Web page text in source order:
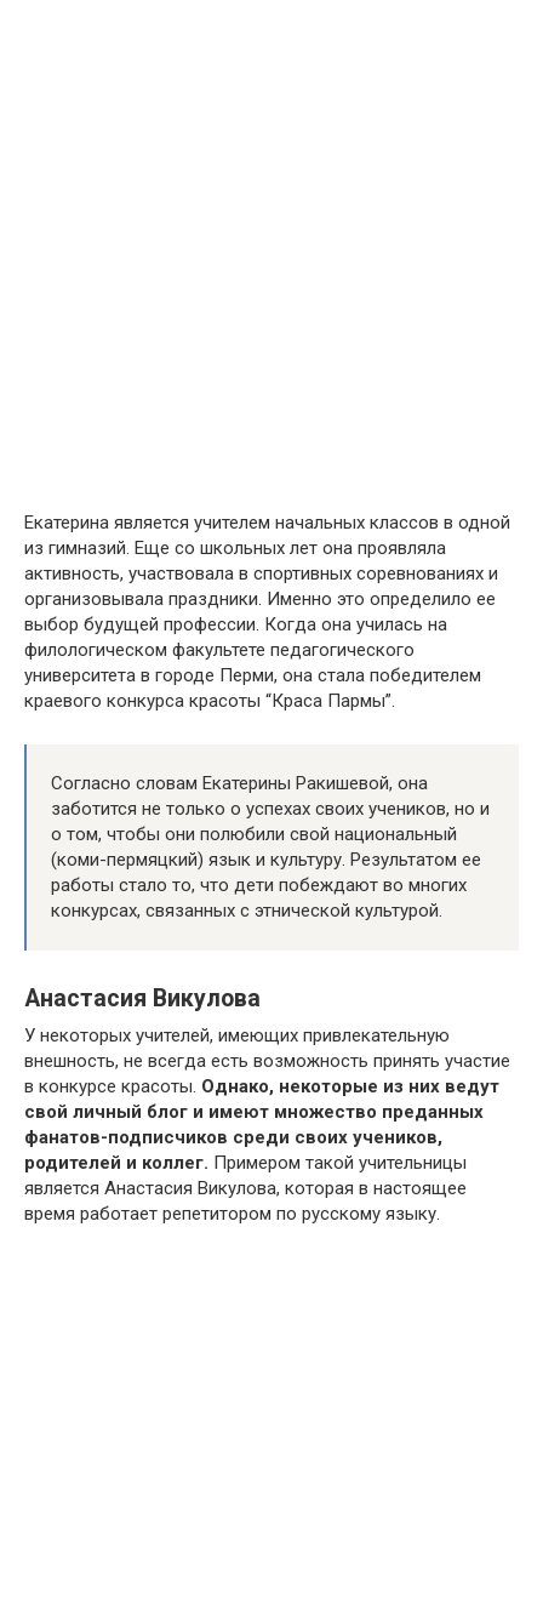
Екатерина является учителем начальных классов в одной
из гимназий. Еще со школьных лет она проявляла
активность, участвовала в спортивных соревнованиях и
организовывала праздники. Именно это определило ее
выбор будущей профессии. Когда она училась на
филологическом факультете педагогического
университета в городе Перми, она стала победителем
краевого конкурса красоты “Краса Пармы”.
Согласно словам Екатерины Ракишевой, она
заботится не только о успехах своих учеников, но и
о том, чтобы они полюбили свой национальный
(коми-пермяцкий) язык и культуру. Результатом ее
работы стало то, что дети побеждают во многих
конкурсах, связанных с этнической культурой.
Анастасия Викулова
У некоторых учителей, имеющих привлекательную
внешность, не всегда есть возможность принять участие
в конкурсе красоты. Однако, некоторые из них ведут
свой личный блог и имеют множество преданных
фанатов-подписчиков среди своих учеников,
родителей и коллег. Примером такой учительницы
является Анастасия Викулова, которая в настоящее
время работает репетитором по русскому языку.